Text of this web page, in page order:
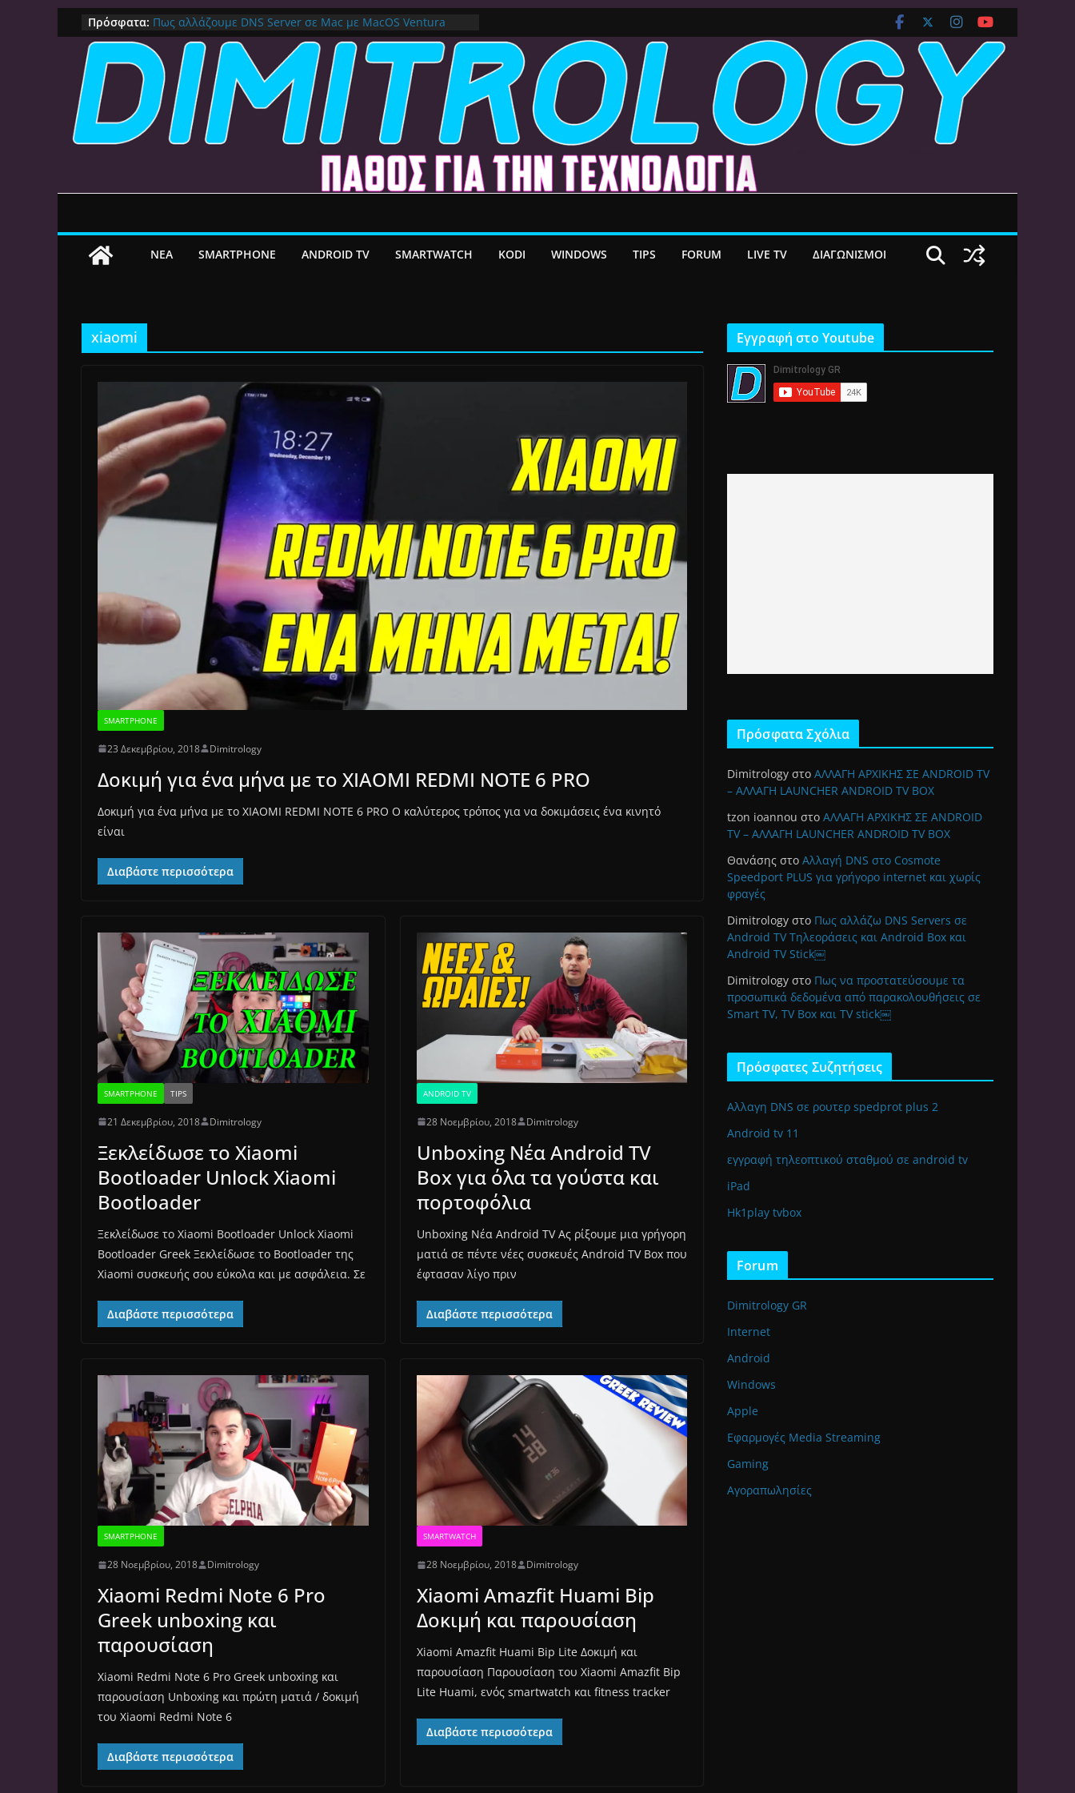
Μετάβαση
σε
περιεχόμενο
Πρόσφατα: Πως αλλάζουμε DNS Server σε Mac με MacOS Ventura
(Macbook, Mac Mini, iMac, κλπ)
IPVanish Προσφορά: 83% Έκπτωση στο Premium VPN –
Δες γιατί αξίζει
Alive GR Kodi: Γιατί Δεν Λειτουργεί Πλέον το Ελληνικό Add-
on
Ο Καλύτερος Διαχειριστής Αρχείων για Android TV | CX
File Explorer, Καθαρισμός και Ασύρματη Μεταφορά
Ο Καλύτερος Launcher για Android TV / Google TV:
Γρήγορος, Χωρίς Διαφημίσεις και Πλήρη Προσαρμογή!
ΝEA SMARTPHONE ANDROID TV SMARTWATCH KODI WINDOWS TIPS FORUM LIVE TV ΔΙΑΓΩΝΙΣΜΟΙ
xiaomi
SMARTPHONE
23 Δεκεμβρίου, 2018 Dimitrology
Δοκιμή για ένα μήνα με το XIAOMI REDMI NOTE 6 PRO
Δοκιμή για ένα μήνα με το XIAOMI REDMI NOTE 6 PRO Ο καλύτερος τρόπος για να δοκιμάσεις ένα κινητό
είναι
Διαβάστε περισσότερα
SMARTPHONE TIPS
21 Δεκεμβρίου, 2018 Dimitrology
Ξεκλείδωσε το Xiaomi
Bootloader Unlock Xiaomi
Bootloader
Ξεκλείδωσε το Xiaomi Bootloader Unlock Xiaomi
Bootloader Greek Ξεκλείδωσε το Bootloader της
Xiaomi συσκευής σου εύκολα και με ασφάλεια. Σε
Διαβάστε περισσότερα
ANDROID TV
28 Νοεμβρίου, 2018 Dimitrology
Unboxing Νέα Android TV
Box για όλα τα γούστα και
πορτοφόλια
Unboxing Νέα Android TV Ας ρίξουμε μια γρήγορη
ματιά σε πέντε νέες συσκευές Android TV Box που
έφτασαν λίγο πριν
Διαβάστε περισσότερα
SMARTPHONE
28 Νοεμβρίου, 2018 Dimitrology
Xiaomi Redmi Note 6 Pro
Greek unboxing και
παρουσίαση
Xiaomi Redmi Note 6 Pro Greek unboxing και
παρουσίαση Unboxing και πρώτη ματιά / δοκιμή
του Xiaomi Redmi Note 6
Διαβάστε περισσότερα
SMARTWATCH
28 Νοεμβρίου, 2018 Dimitrology
Xiaomi Amazfit Huami Bip
Δοκιμή και παρουσίαση
Xiaomi Amazfit Huami Bip Lite Δοκιμή και
παρουσίαση Παρουσίαση του Xiaomi Amazfit Bip
Lite Huami, ενός smartwatch και fitness tracker
Διαβάστε περισσότερα
Εγγραφή στο Youtube
Πρόσφατα Σχόλια
Dimitrology στο ΑΛΛΑΓΗ ΑΡΧΙΚΗΣ ΣΕ ANDROID TV
– ΑΛΛΑΓΗ LAUNCHER ANDROID TV BOX
tzon ioannou στο ΑΛΛΑΓΗ ΑΡΧΙΚΗΣ ΣΕ ANDROID
TV – ΑΛΛΑΓΗ LAUNCHER ANDROID TV BOX
Θανάσης στο Αλλαγή DNS στο Cosmote
Speedport PLUS για γρήγορο internet και χωρίς
φραγές
Dimitrology στο Πως αλλάζω DNS Servers σε
Android TV Τηλεοράσεις και Android Box και
Android TV Stick￼
Dimitrology στο Πως να προστατεύσουμε τα
προσωπικά δεδομένα από παρακολουθήσεις σε
Smart TV, TV Box και TV stick￼
Πρόσφατες Συζητήσεις
Αλλαγη DNS σε ρουτερ spedprot plus 2
Android tv 11
εγγραφή τηλεοπτικού σταθμού σε android tv
iPad
Hk1play tvbox
Forum
Dimitrology GR
Internet
Android
Windows
Apple
Εφαρμογές Media Streaming
Gaming
Αγοραπωλησίες